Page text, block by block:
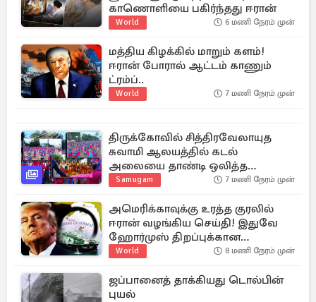
காணொளியை பகிர்ந்தது ஈரான்
World 6 மணி நேரம் முன்
மத்திய கிழக்கில் மாறும் களம்!
ஈரான் போரால் ஆட்டம் காணும்
ட்ரம்ப்..
World 7 மணி நேரம் முன்
திருக்கோவில் சித்திரவேலாயுத
சுவாமி ஆலயத்தில் கடல்
அலையை தாண்டி ஒலித்த
மாணவர்களின் கால் சலங்கை
Samugam 7 மணி நேரம் முன்
அமெரிக்காவுக்கு உரத்த குரலில்
ஈரான் வழங்கிய செய்தி! இதுவே
ஹோர்முஸ் திறப்புக்கான
நிபந்தனை
World 8 மணி நேரம் முன்
ஜப்பானைத் தாக்கியது டொல்பின்
புயல்